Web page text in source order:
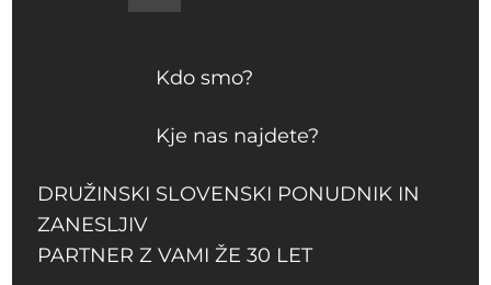
Kdo smo?
Kje nas najdete?
DRUŽINSKI SLOVENSKI PONUDNIK IN
ZANESLJIV
PARTNER Z VAMI ŽE 30 LET